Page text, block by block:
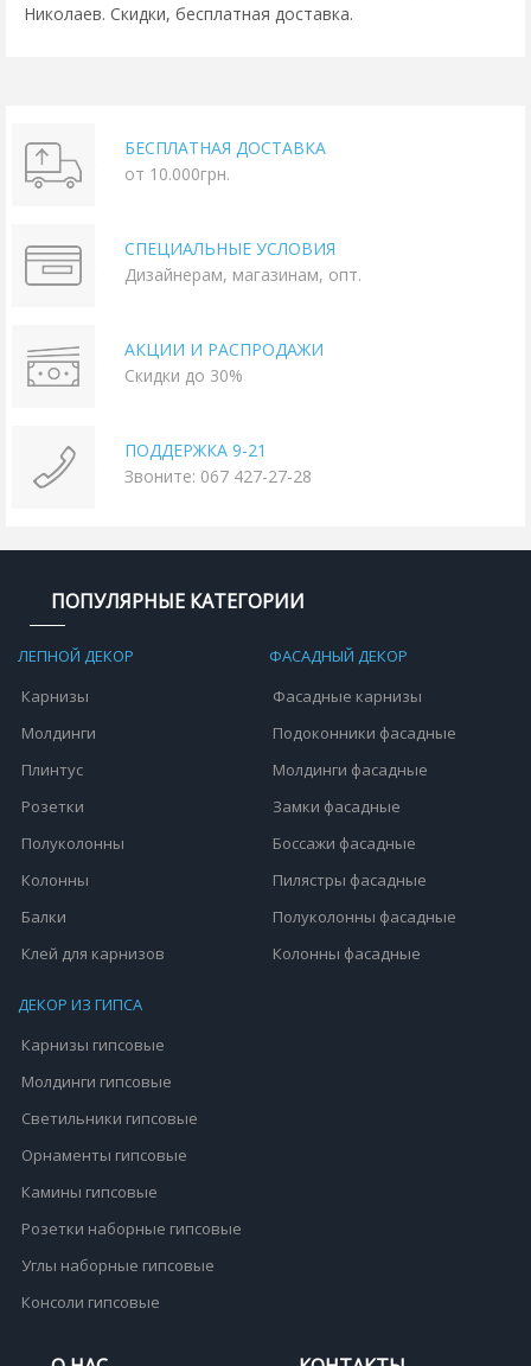
Николаев. Скидки, бесплатная доставка.
БЕСПЛАТНАЯ ДОСТАВКА
от 10.000грн.
СПЕЦИАЛЬНЫЕ УСЛОВИЯ
Дизайнерам, магазинам, опт.
АКЦИИ И РАСПРОДАЖИ
Скидки до 30%
ПОДДЕРЖКА 9-21
Звоните: 067 427-27-28
ПОПУЛЯРНЫЕ КАТЕГОРИИ
ЛЕПНОЙ ДЕКОР
Карнизы
Молдинги
Плинтус
Розетки
Полуколонны
Колонны
Балки
Клей для карнизов
ФАСАДНЫЙ ДЕКОР
Фасадные карнизы
Подоконники фасадные
Молдинги фасадные
Замки фасадные
Боссажи фасадные
Пилястры фасадные
Полуколонны фасадные
Колонны фасадные
ДЕКОР ИЗ ГИПСА
Карнизы гипсовые
Молдинги гипсовые
Светильники гипсовые
Орнаменты гипсовые
Камины гипсовые
Розетки наборные гипсовые
Углы наборные гипсовые
Консоли гипсовые